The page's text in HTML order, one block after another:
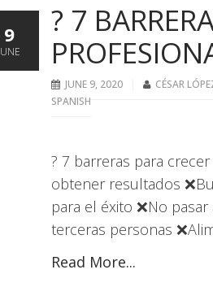
? 7
JUNE 9, 2020 CÉSAR
SPANISH
? 7 barreras para
obtener resultados
para el éxito ❌No
terceras personas
Read More...
9